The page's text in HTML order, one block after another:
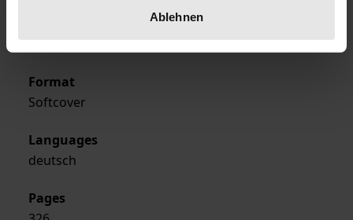
Ablehnen
Rombach
Format
Softcover
Languages
deutsch
Pages